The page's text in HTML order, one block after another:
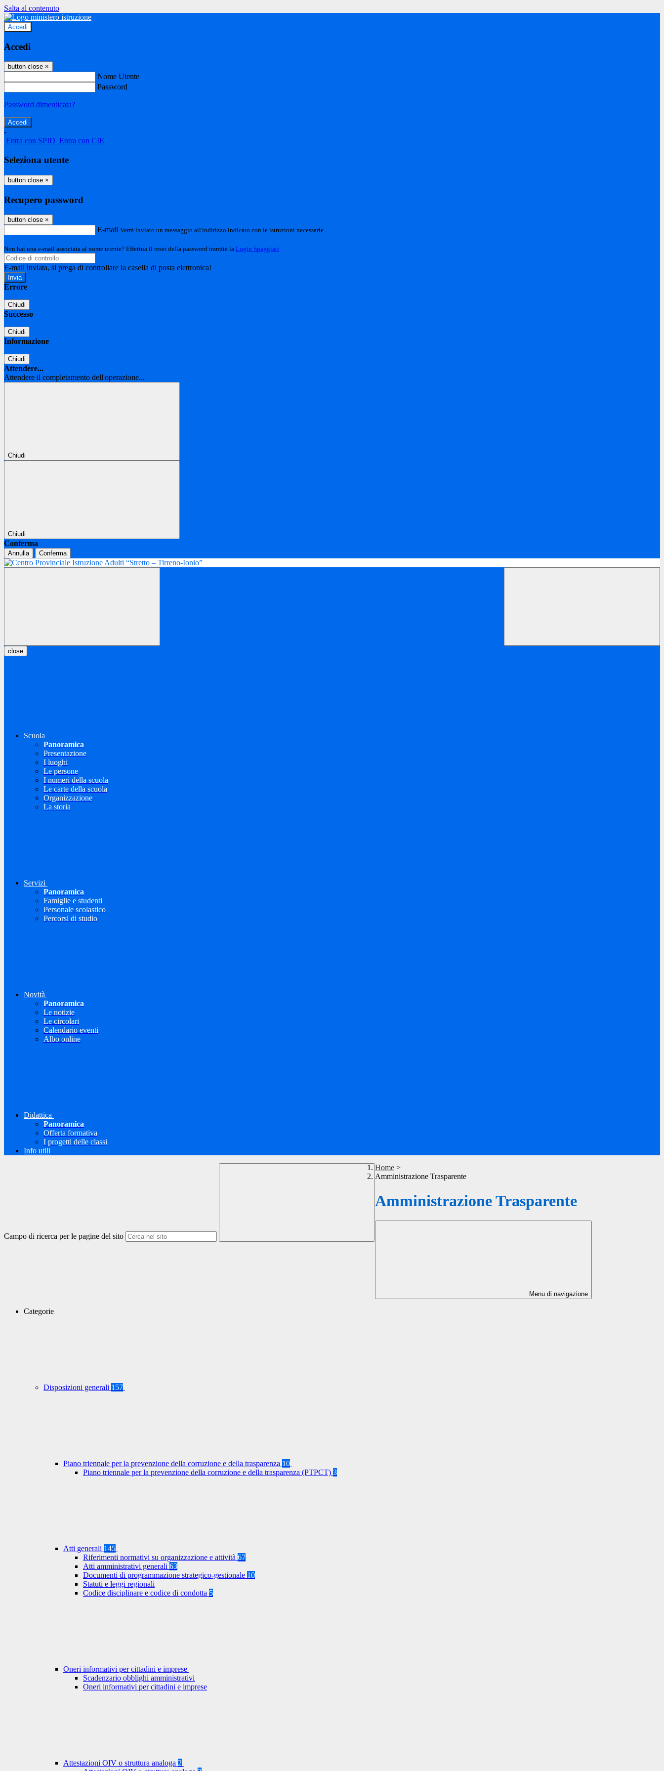
Salta al contenuto
Accedi
Accedi
button close ×
Nome Utente
Password
Password dimenticata?
-
Entra con SPID Entra con CIE
Seleziona utente
button close ×
Recupero password
button close ×
E-mail Verrà inviato un messaggio all'indirizzo indicato con le istruzioni necessarie.
Non hai una e-mail associata al nome utente? Effettua il reset della password tramite la Login Spaggiari
E-mail inviata, si prega di controllare la casella di posta elettronica!
Errore
Chiudi
Successo
Chiudi
Informazione
Chiudi
Attendere...
Attendere il completamento dell'operazione...
Chiudi
Chiudi
Conferma
Annulla Conferma
close
Scuola
Panoramica
Presentazione
I luoghi
Le persone
I numeri della scuola
Le carte della scuola
Organizzazione
La storia
Servizi
Panoramica
Famiglie e studenti
Personale scolastico
Percorsi di studio
Novità
Panoramica
Le notizie
Le circolari
Calendario eventi
Albo online
Didattica
Panoramica
Offerta formativa
I progetti delle classi
Info utili
Campo di ricerca per le pagine del sito
Home >
Amministrazione Trasparente
Amministrazione Trasparente
Menu di navigazione
Categorie
Disposizioni generali 157
Piano triennale per la prevenzione della corruzione e della trasparenza 10
Piano triennale per la prevenzione della corruzione e della trasparenza (PTPCT) 3
Atti generali 145
Riferimenti normativi su organizzazione e attività 67
Atti amministrativi generali 63
Documenti di programmazione strategico-gestionale 10
Statuti e leggi regionali
Codice disciplinare e codice di condotta 5
Oneri informativi per cittadini e imprese
Scadenzario obblighi amministrativi
Oneri informativi per cittadini e imprese
Attestazioni OIV o struttura analoga 2